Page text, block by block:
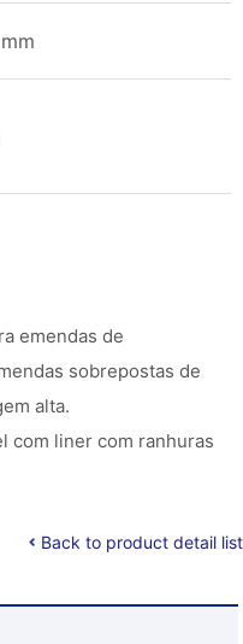
emendas de
sobrepostas de
alta.
com liner com ranhuras
Back to product detail list